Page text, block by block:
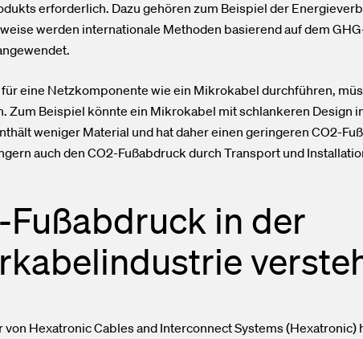
erforderlich. Dazu gehören zum Beispiel der
werden internationale Methoden basierend auf dem
eine Netzkomponente wie ein Mikrokabel durchführen,
Zum Beispiel könnte ein Mikrokabel mit schlankeren Design
weniger Material und hat daher einen geringeren CO2-
auch den CO2-Fußabdruck durch Transport und
-Fußabdruck in der
von Hexatronic Cables and Interconnect Systems